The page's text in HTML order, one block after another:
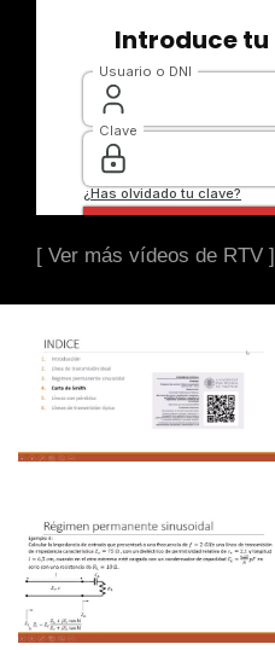
[ Ver más vídeos de RTV ]